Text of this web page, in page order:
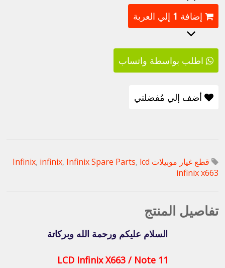
إضافة 1 إلي العربة
اطلب بواسطة واتساب
أضف إلي مُفضلتي
قطع غيار موبيلات Infinix , infinix, Infinix Spare Parts, lcd
infinix x663
تفاصيل المنتج
السلام عليكم ورحمة الله وبركاتة
LCD Infinix X663 / Note 11